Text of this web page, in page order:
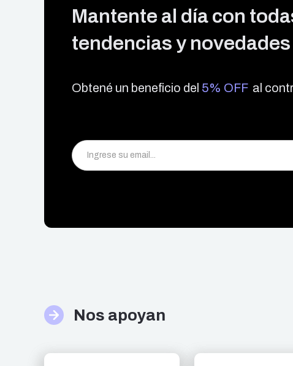
Mantente al día con
tendencias y
Obtené un beneficio del 5% OFFal
Nos apoyan